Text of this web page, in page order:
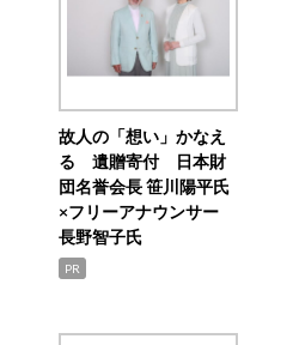
故人の「想い」かなえ
る 遺贈寄付 日本財
団名誉会長 笹川陽平氏
×フリーアナウンサー
長野智子氏
PR